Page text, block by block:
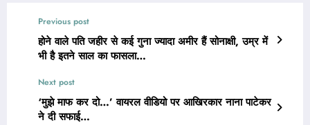
Previous post
होने वाले पति जहीर से कई गुना ज्यादा अमीर हैं सोनाक्षी, उम्र में
भी है इतने साल का फासला…
Next post
‘मुझे माफ कर दो…’ वायरल वीडियो पर आखिरकार नाना पाटेकर
ने दी सफाई…